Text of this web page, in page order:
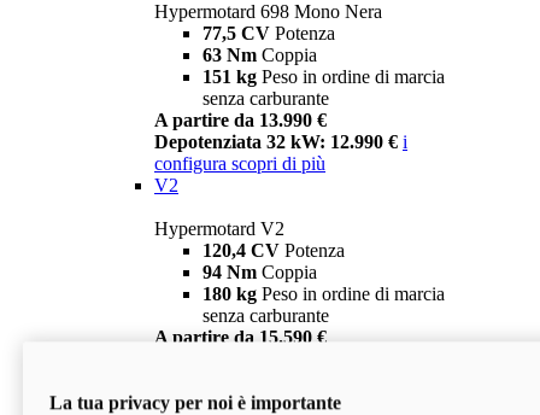
Hypermotard 698 Mono Nera
77,5 CV Potenza
63 Nm Coppia
151 kg Peso in ordine di marcia
senza carburante
A partire da 13.990 €
Depotenziata 32 kW: 12.990 € i
configura scopri di più
V2
Hypermotard V2
120,4 CV Potenza
94 Nm Coppia
180 kg Peso in ordine di marcia
senza carburante
A partire da 15.590 €
V2 SP
La tua privacy per noi è importante